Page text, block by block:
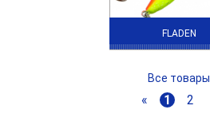
FLADEN
Все товары
« 1 2